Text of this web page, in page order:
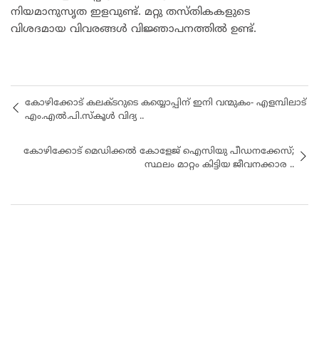
നിയമാനുസൃത ഇളവുണ്ട്. മറ്റു തസ്തികകളുടെ
വിശദമായ വിവരങ്ങൾ വിജ്ഞാപനത്തിൽ ഉണ്ട്.
കോഴിക്കോട് കലക്ടറുടെ കയ്യൊപ്പിന് ഇനി വന്മുകം- എളമ്പിലാട്
എം.എൽ.പി.സ്കൂൾ വിദ്യ ..
കോഴിക്കോട് മെഡിക്കല്‍ കോളേജ് ഐസിയു പീഡനക്കേസ്;
സ്ഥലം മാറ്റം കിട്ടിയ ജീവനക്കാര ..